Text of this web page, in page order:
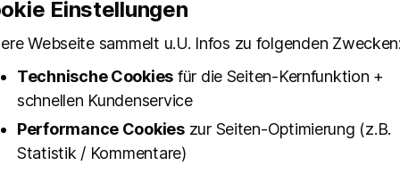
18:00 - 19:40
Schmuckstr. 9]
Einstellungen
Webseite sammelt u.U. Infos zu folgenden
Technische Cookies für die Seiten-Kernfunktion +
schnellen Kundenservice
Performance Cookieszur Seiten-Optimierung (z.B.
Statistik / Kommentare)